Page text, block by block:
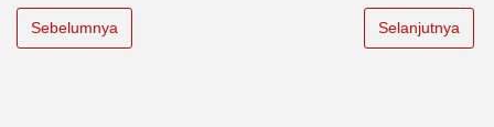
Sebelumnya Selanjutnya